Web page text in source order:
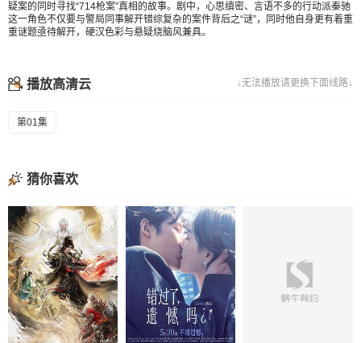
疑案的同时寻找“714枪案”真相的故事。剧中，心思缜密、言语不多的行动派秦驰
这一角色不仅要与警局同事解开错综复杂的案件背后之“谜”，同时他自身更有着重
重谜题亟待解开，硬汉色彩与悬疑烧脑风兼具。
↓无法播放请更换下面线路↓
播放高清云
第01集
猜你喜欢